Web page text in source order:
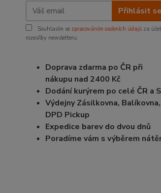
Přihlásit se
Souhlasím se zpracováním osobních údajů za
rozesílky newsletteru.
Doprava zdarma po ČR při
nákupu nad 2400 Kč
Dodání kurýrem po celé ČR a
Výdejny Zásilkovna, Balíkovna,
DPD Pickup
Expedice barev do dvou dnů
Poradíme vám s výběrem